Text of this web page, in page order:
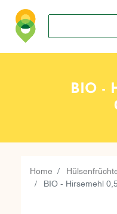
Suche nach:
BIO -
Home
BIO - Hirsemehl